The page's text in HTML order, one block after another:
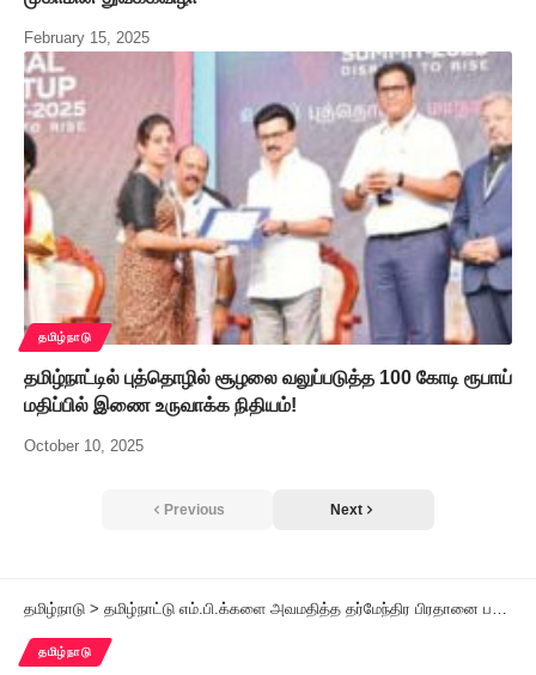
February 15, 2025
தமிழ்நாடு
தமிழ்நாட்டில் புத்தொழில் சூழலை வலுப்படுத்த 100 கோடி ரூபாய்
மதிப்பில் இணை உருவாக்க நிதியம்!
October 10, 2025
Previous Next
தமிழ்நாடு > தமிழ்நாட்டு எம்.பி.க்களை அவமதித்த தர்மேந்திர பிரதானை பதவி நீக்கம் செய்ய வேண்டும்
தமிழ்நாடு